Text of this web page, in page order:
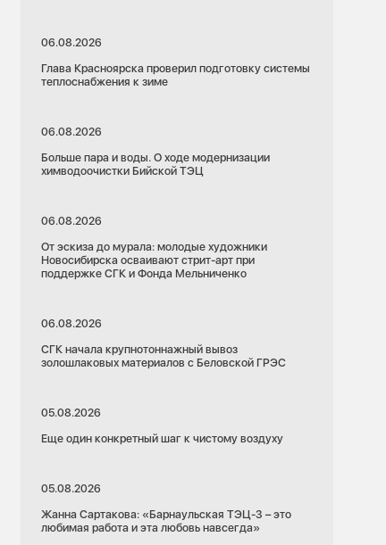
06.08.2026
Глава Красноярска проверил подготовку системы
теплоснабжения к зиме
06.08.2026
Больше пара и воды. О ходе модернизации
химводоочистки Бийской ТЭЦ
06.08.2026
От эскиза до мурала: молодые художники
Новосибирска осваивают стрит-арт при
поддержке СГК и Фонда Мельниченко
06.08.2026
СГК начала крупнотоннажный вывоз
золошлаковых материалов с Беловской ГРЭС
05.08.2026
Еще один конкретный шаг к чистому воздуху
05.08.2026
Жанна Сартакова: «Барнаульская ТЭЦ-3 – это
любимая работа и эта любовь навсегда»